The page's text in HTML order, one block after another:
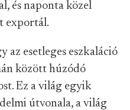
és naponta közel
exportál.
az esetleges eszkaláció
között húzódó
Ez a világ egyik
útvonala, a világ